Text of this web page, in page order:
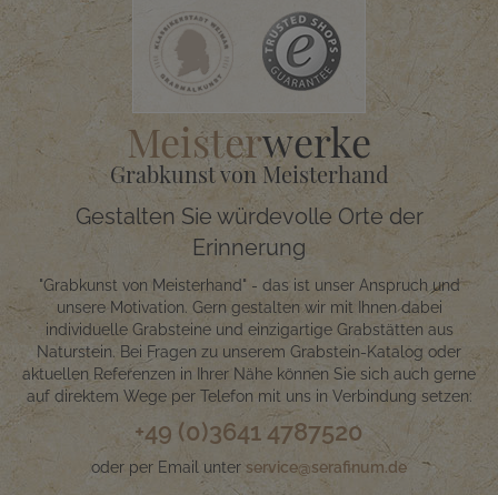
Meisterwerke
Grabkunst von Meisterhand
Gestalten Sie würdevolle Orte der
Erinnerung
"Grabkunst von Meisterhand" - das ist unser Anspruch und
unsere Motivation. Gern gestalten wir mit Ihnen dabei
individuelle Grabsteine und einzigartige Grabstätten aus
Naturstein. Bei Fragen zu unserem Grabstein-Katalog oder
aktuellen Referenzen in Ihrer Nähe können Sie sich auch gerne
auf direktem Wege per Telefon mit uns in Verbindung setzen:
+49 (0)3641 4787520
oder per Email unter service@serafinum.de